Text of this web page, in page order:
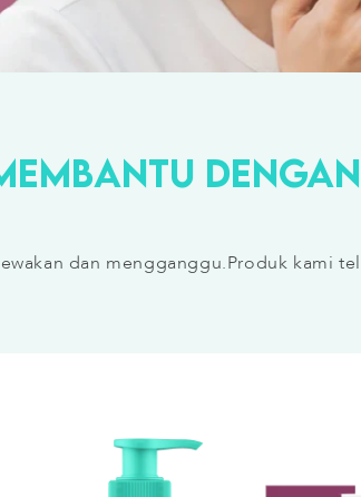
dan mengganggu.Produk kami